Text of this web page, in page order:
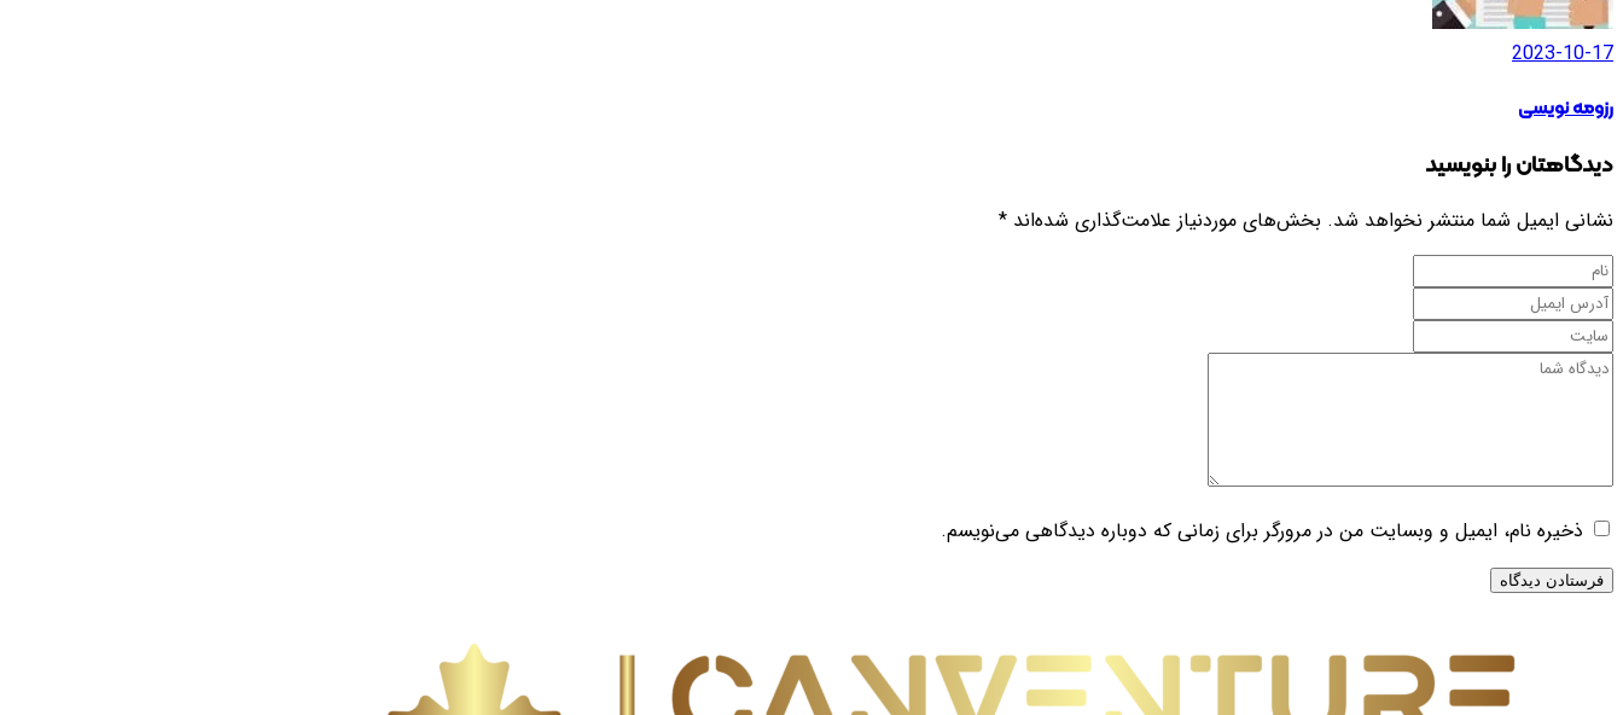
2023-10-17
رزومه نویسی
دیدگاهتان را بنویسید
نشانی ایمیل شما منتشر نخواهد شد. بخش‌های موردنیاز علامت‌گذاری شده‌اند *
ذخیره نام، ایمیل و وبسایت من در مرورگر برای زمانی که دوباره دیدگاهی می‌نویسم.